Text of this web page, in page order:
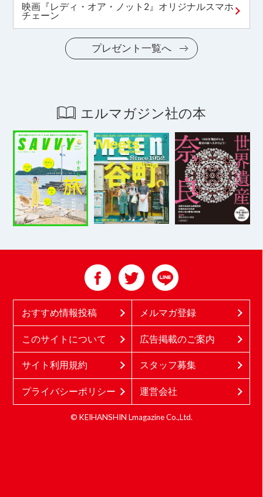
映画『レディ・オア・ノット2』オリジナルスマホ
チェーン
プレゼント一覧へ
エルマガジン社の本
おすすめ情報投稿 メルマガ登録
このサイトについて 広告掲載のご案内
サイト利用規約 スタッフ募集
プライバシーポリシー 運営会社
© KEIHANSHIN Lmagazine Co.,Ltd.